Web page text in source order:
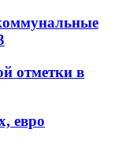
отметки в
евро